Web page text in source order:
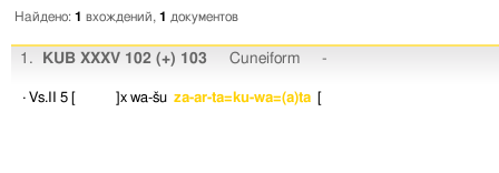
Найдено: 1 вхождений, 1 документов
1. KUB XXXV 102 (+) 103 Cuneiform -
· Vs.II 5 [ ]x wa-šu za-ar-ta=ku-wa=(a)ta [